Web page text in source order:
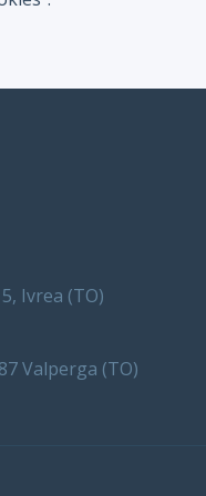
Ivrea (TO)
Valperga (TO)